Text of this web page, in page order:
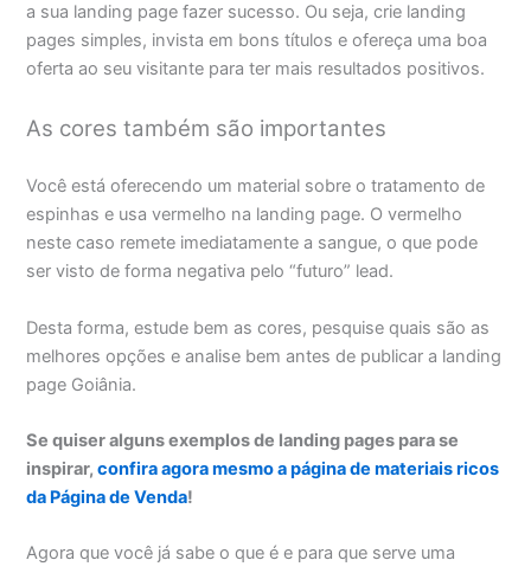
a sua landing page fazer sucesso. Ou seja, crie landing
pages simples, invista em bons títulos e ofereça uma boa
oferta ao seu visitante para ter mais resultados positivos.
As cores também são importantes
Você está oferecendo um material sobre o tratamento de
espinhas e usa vermelho na landing page. O vermelho
neste caso remete imediatamente a sangue, o que pode
ser visto de forma negativa pelo “futuro” lead.
Desta forma, estude bem as cores, pesquise quais são as
melhores opções e analise bem antes de publicar a landing
page Goiânia.
Se quiser alguns exemplos de landing pages para se
inspirar,confira agora mesmo a página de materiais ricos
da Página de Venda!
Agora que você já sabe o que é e para que serve uma